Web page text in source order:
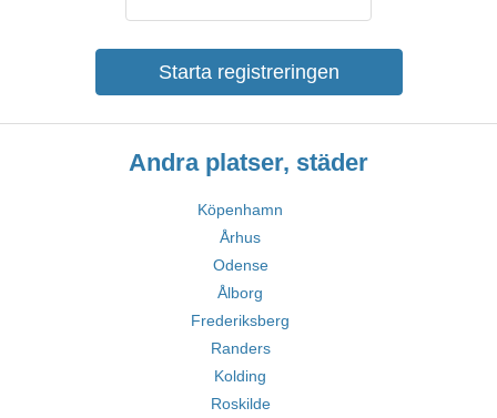
Starta registreringen
Andra platser, städer
Köpenhamn
Århus
Odense
Ålborg
Frederiksberg
Randers
Kolding
Roskilde